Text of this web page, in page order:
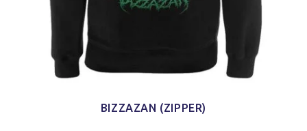
BIZZAZAN (ZIPPER)